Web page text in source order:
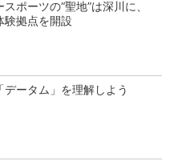
ポーツの“聖地”は深川に、
験拠点を開設
ータム」を理解しよう